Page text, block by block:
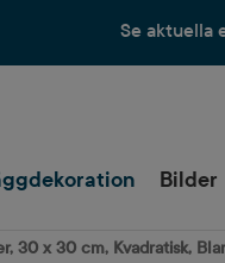
Se aktuella
Bilder
30 x 30 cm, Kvadratisk,